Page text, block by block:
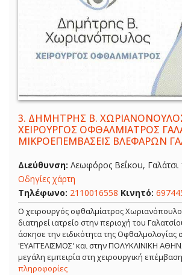
3. ΔΗΜΗΤΡΗΣ Β.
ΧΕΙΡΟΥΡΓΟΣ ΟΦΘΑΛΜΙΑΤΡΟΣ
ΜΙΚΡΟΕΠΕΜΒΑΣΕΙΣ ΒΛΕΦΑΡΩΝ
Διεύθυνση: Λεωφόρος Βεΐκου, Γαλάτσι
Οδηγίες χάρτη
Τηλέφωνο: 2110016558 Κινητό:
Ο χειρουργός οφθαλμίατρος
διατηρεί ιατρείο στην περιοχή του
άσκησε την ειδικότητα της Οφθαλμολογίας
'ΕΥΑΓΓΕΛΙΣΜΟΣ' και στην ΠΟΛΥΚΛΙΝΙΚΗ
μεγάλη εμπειρία στη χειρουργική επέμβαση
πληροφορίες